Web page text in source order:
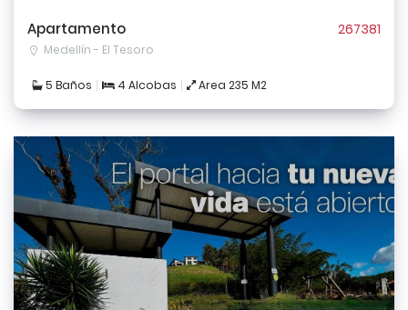
Apartamento 267381
Medellín - El Tesoro
5 Baños 4 Alcobas Area 235 M2